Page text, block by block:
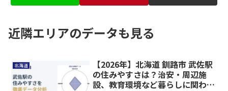
近隣エリアのデータも見る
北海道
【2026年】北海道 釧路市 武佐駅
の住みやすさは？治安・周辺施
設、教育環境など暮らしに関わる